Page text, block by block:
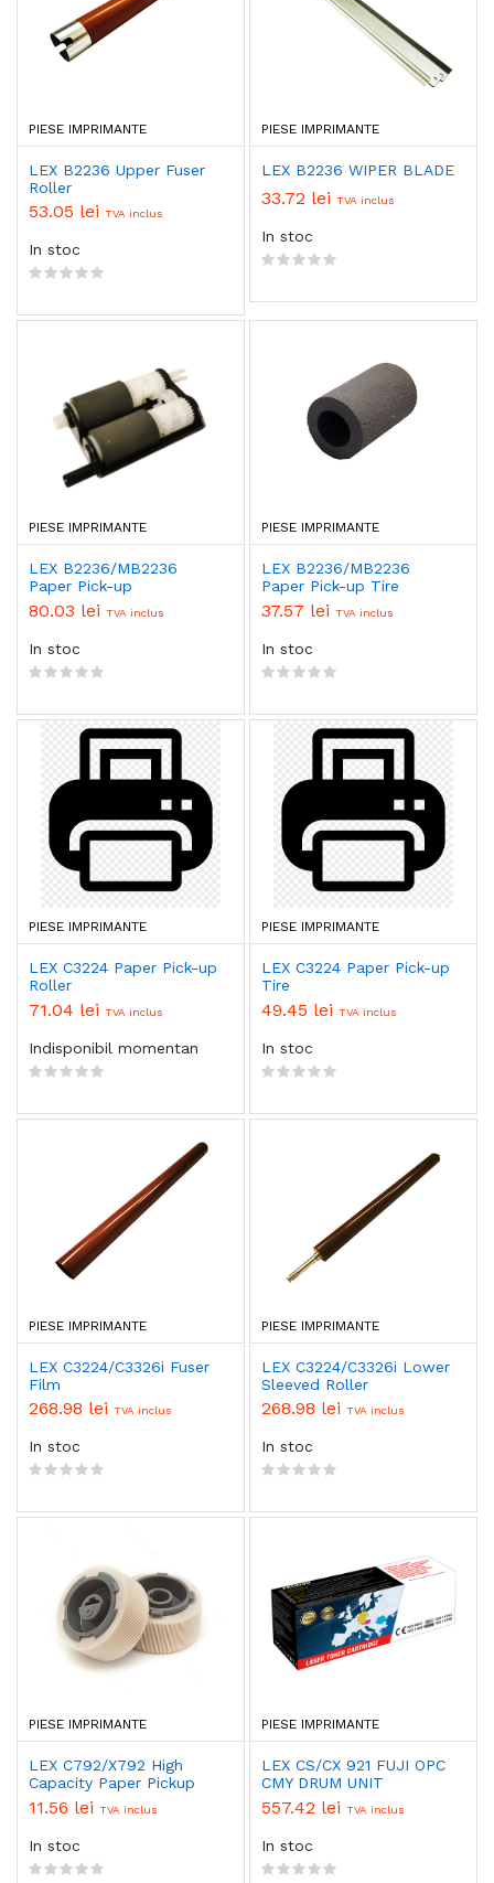
PIESE IMPRIMANTE
LEX B2236 Upper Fuser
Roller
53.05 lei TVA inclus
In stoc
PIESE IMPRIMANTE
LEX B2236 WIPER BLADE
33.72 lei TVA inclus
In stoc
PIESE IMPRIMANTE
LEX B2236/MB2236
Paper Pick-up
80.03 lei TVA inclus
In stoc
PIESE IMPRIMANTE
LEX B2236/MB2236
Paper Pick-up Tire
37.57 lei TVA inclus
In stoc
PIESE IMPRIMANTE
LEX C3224 Paper Pick-up
Roller
71.04 lei TVA inclus
Indisponibil momentan
PIESE IMPRIMANTE
LEX C3224 Paper Pick-up
Tire
49.45 lei TVA inclus
In stoc
PIESE IMPRIMANTE
LEX C3224/C3326i Fuser
Film
268.98 lei TVA inclus
In stoc
PIESE IMPRIMANTE
LEX C3224/C3326i Lower
Sleeved Roller
268.98 lei TVA inclus
In stoc
PIESE IMPRIMANTE
LEX C792/X792 High
Capacity Paper Pickup
Roller
11.56 lei TVA inclus
In stoc
PIESE IMPRIMANTE
LEX CS/CX 921 FUJI OPC
CMY DRUM UNIT
557.42 lei TVA inclus
In stoc